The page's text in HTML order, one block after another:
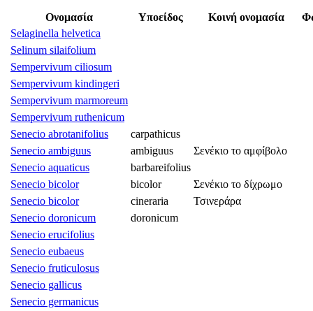
Ονομασία Υποείδος Κοινή ονομασία
Selaginella helvetica
Selinum silaifolium
Sempervivum ciliosum
Sempervivum kindingeri
Sempervivum marmoreum
Sempervivum ruthenicum
Senecio abrotanifolius
carpathicus
Senecio ambiguus
ambiguus
Σενέκιο το αμφίβολο
Senecio aquaticus
barbareifolius
Senecio bicolor
bicolor
Σενέκιο το δίχρωμο
Senecio bicolor
cineraria
Τσινεράρα
Senecio doronicum
doronicum
Senecio erucifolius
Senecio eubaeus
Senecio fruticulosus
Senecio gallicus
Senecio germanicus